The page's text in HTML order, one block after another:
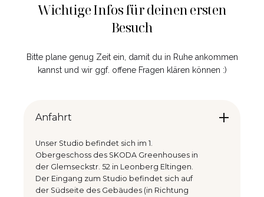
Wichtige Infos für deinen ersten
Besuch
Bitte plane genug Zeit ein, damit du in Ruhe ankommen
kannst und wir ggf. offene Fragen klären können :)
Anfahrt
Unser Studio befindet sich im 1.
Obergeschoss des SKODA Greenhouses in
der Glemseckstr. 52 in Leonberg Eltingen.
Der Eingang zum Studio befindet sich auf
der Südseite des Gebäudes (in Richtung